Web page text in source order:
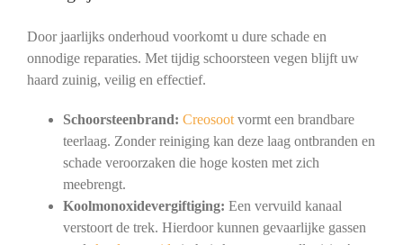
Door jaarlijks onderhoud voorkomt u dure schade en
onnodige reparaties. Met tijdig schoorsteen vegen blijft uw
haard zuinig, veilig en effectief.
Schoorsteenbrand: Creosootvormt een brandbare
teerlaag. Zonder reiniging kan deze laag ontbranden en
schade veroorzaken die hoge kosten met zich
meebrengt.
Koolmonoxidevergiftiging: Een vervuild kanaal
verstoort de trek. Hierdoor kunnen gevaarlijke gassen